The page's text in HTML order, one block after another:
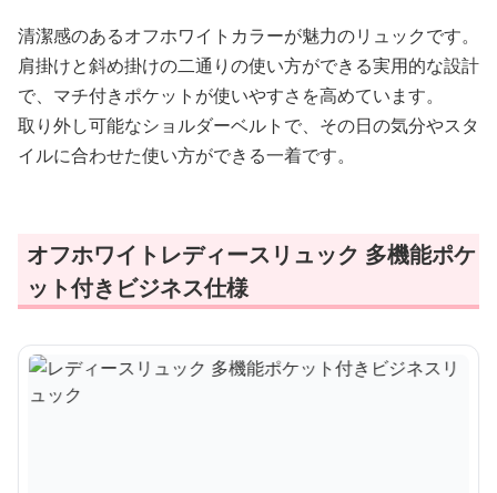
清潔感のあるオフホワイトカラーが魅力のリュックです。
肩掛けと斜め掛けの二通りの使い方ができる実用的な設計
で、マチ付きポケットが使いやすさを高めています。
取り外し可能なショルダーベルトで、その日の気分やスタ
イルに合わせた使い方ができる一着です。
オフホワイトレディースリュック 多機能ポケ
ット付きビジネス仕様